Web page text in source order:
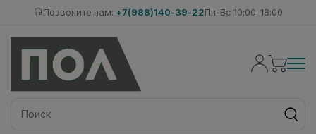
Позвоните нам: +7(988)140-39-22Пн-Вс 10:00-18:00